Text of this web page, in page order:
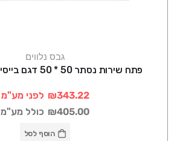
גבס נלווים
פתח שירות נסתר 50 * 50 דגם בייסיק OPENART
₪343.22 לפני מע"מ
₪405.00 כולל מע"מ
הוסף לסל